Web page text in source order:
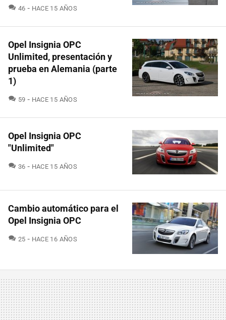
46 COMENTARIOS
HACE 15 AÑOS
Opel Insignia OPC
Unlimited, presentación y
prueba en Alemania (parte
1)
59 COMENTARIOS
HACE 15 AÑOS
Opel Insignia OPC
"Unlimited"
36 COMENTARIOS
HACE 15 AÑOS
Cambio automático para el
Opel Insignia OPC
25 COMENTARIOS
HACE 16 AÑOS